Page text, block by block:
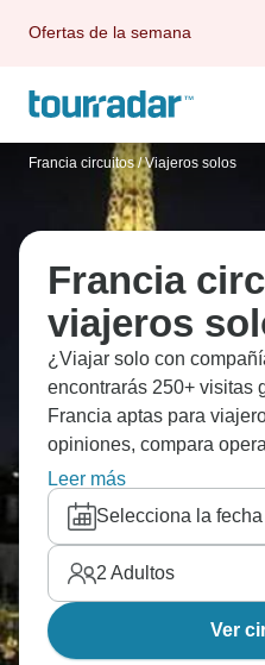
Ofertas de la semana
Francia circuitos / Viajeros solos
Francia
viajeros
¿Viajar solo con
encontrarás 250+ visitas
Francia aptas para
opiniones, compara
mejor viaje de ida y
Leer más
Selecciona la fecha
2 Adultos
Ver